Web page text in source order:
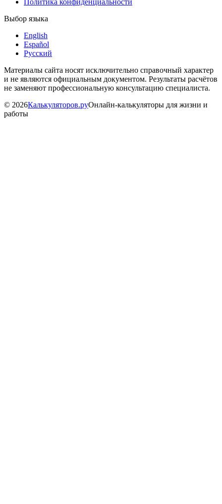
Политика конфиденциальности
Выбор языка
English
Español
Русский
Материалы сайта носят исключительно справочный характер
и не являются официальным документом. Результаты расчётов
не заменяют профессиональную консультацию специалиста.
© 2026Калькуляторов.руОнлайн-калькуляторы для жизни и
работы